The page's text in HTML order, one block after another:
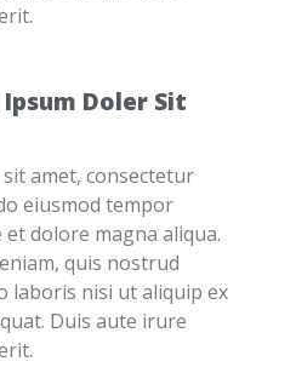
Doler Sit
amet, consectetur
eiusmod tempor
dolore magna aliqua.
quis nostrud
laboris nisi ut aliquip ex
Duis aute irure